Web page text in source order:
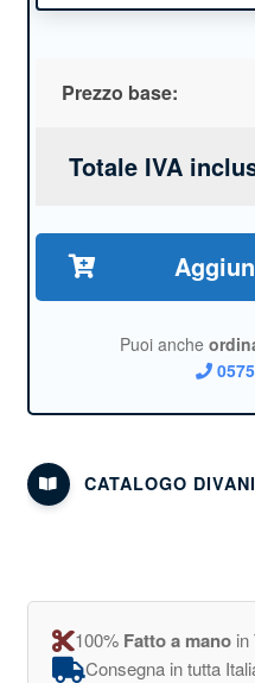
Prezzo base:
Totale IVA
Puoi anche
CATALOGO
100% Fatto a manoin
Consegna in tutta